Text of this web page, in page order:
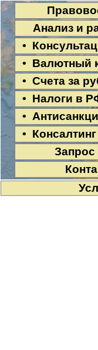
Анализ и
•
• Валютный
• Счета за
• Налоги в
•
•
Запрос